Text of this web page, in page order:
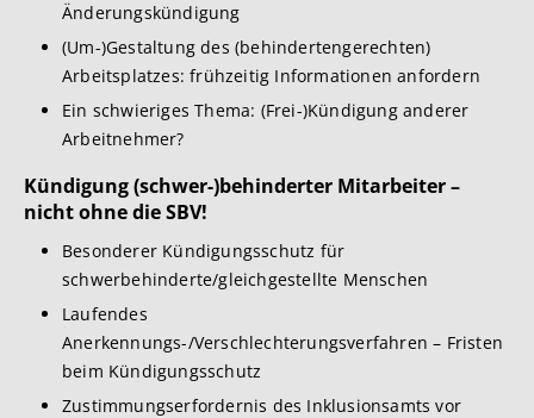
Änderungskündigung
(Um-)Gestaltung des (behindertengerechten)
Arbeitsplatzes: frühzeitig Informationen anfordern
Ein schwieriges Thema: (Frei-)Kündigung anderer
Arbeitnehmer?
Kündigung (schwer-)behinderter Mitarbeiter –
nicht ohne die SBV!
Besonderer Kündigungsschutz für
schwerbehinderte/gleichgestellte Menschen
Laufendes
Anerkennungs-/Verschlechterungsverfahren – Fristen
beim Kündigungsschutz
Zustimmungserfordernis des Inklusionsamts vor